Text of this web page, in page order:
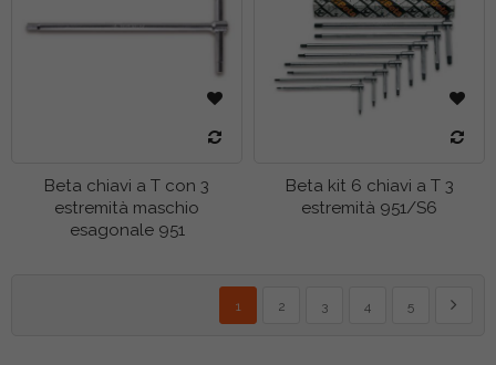
Beta chiavi a T con 3
estremità maschio
esagonale 951
Beta kit 6 chiavi a T 3
estremità 951/S6
PaginaAttualmente stai leggendo la pagina
1
2
3
4
5